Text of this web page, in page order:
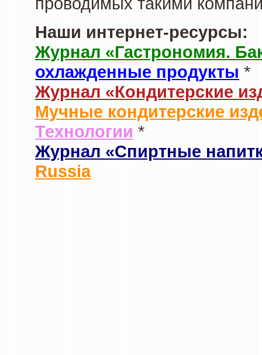
Наши интернет-ресурсы:
Журнал «Гастрономия.
охлажденные продукты *
Журнал «Кондитерские
Мучные кондитерские
Технологии *
Журнал «Спиртные
Russia